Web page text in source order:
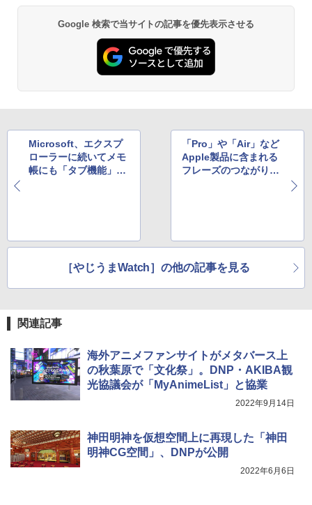
Google 検索で当サイトの記事を優先表示させる
Microsoft、エクスプ
ローラーに続いてメモ
帳にも「タブ機能」搭
「Pro」や「Air」など
Apple製品に含まれる
フレーズのつながりを
［やじうまWatch］の他の記事を見る
関連記事
海外アニメファンサイトがメタバース上
の秋葉原で「文化祭」。DNP・AKIBA観
光協議会が「MyAnimeList」と協業
2022年9月14日
神田明神を仮想空間上に再現した「神田
明神CG空間」、DNPが公開
2022年6月6日